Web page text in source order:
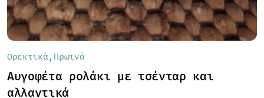
Ορεκτικά Πρωινά
Αυγοφέτα ρολάκι με τσένταρ και
αλλαντικά